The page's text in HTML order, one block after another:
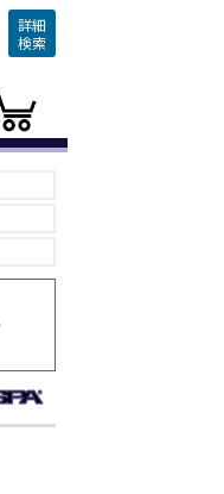
詳細
検索